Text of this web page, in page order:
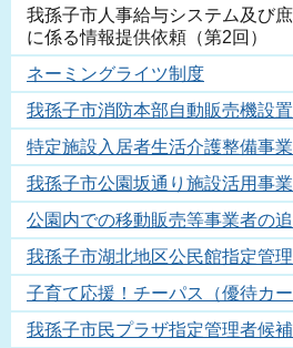
我孫子市人事給与システム及び
に係る情報提供依頼（第2回）
ネーミングライツ制度
我孫子市消防本部自動販売機設
特定施設入居者生活介護整備事
我孫子市公園坂通り施設活用事
公園内での移動販売等事業者の
我孫子市湖北地区公民館指定管
子育て応援！チーパス（優待カ
我孫子市民プラザ指定管理者候